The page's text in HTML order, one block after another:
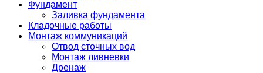
Фундамент
Заливка фундамента
Кладочные работы
Монтаж коммуникаций
Отвод сточных вод
Монтаж ливневки
Дренаж